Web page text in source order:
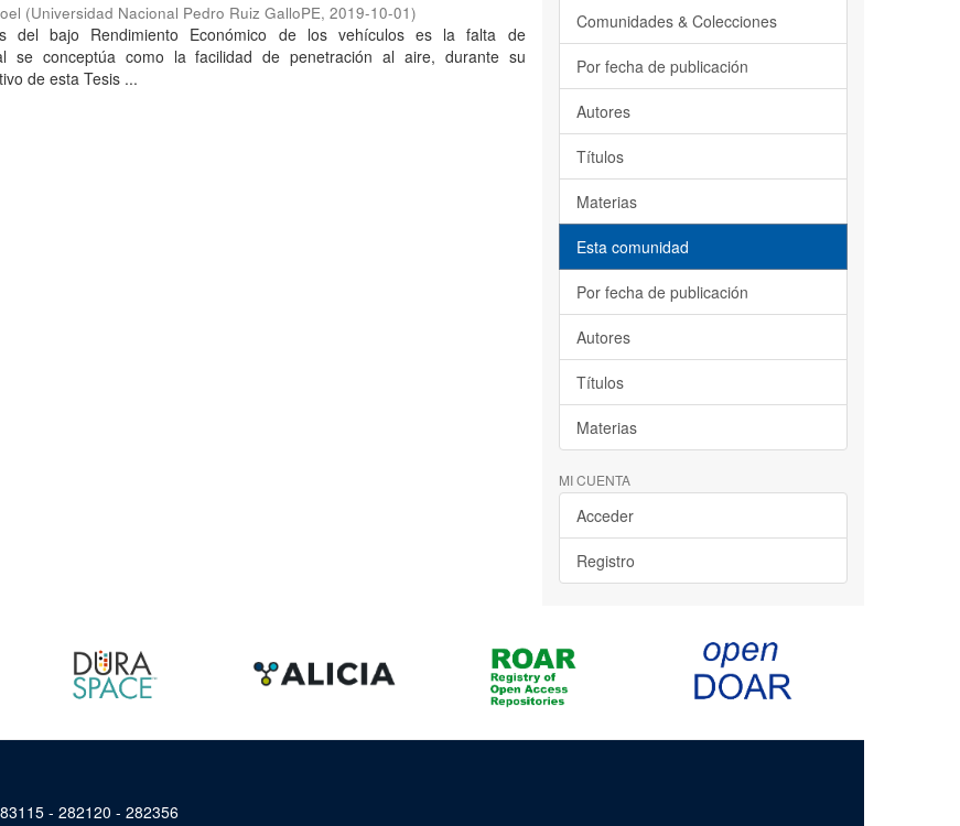
(Universidad Nacional Pedro Ruiz GalloPE,2019-10-01)
del bajo Rendimiento Económico de los vehículos es la falta de
se conceptúa como la facilidad de penetración al aire, durante su
de esta Tesis ...
Comunidades & Colecciones
Por fecha de publicación
Autores
Títulos
Materias
Esta comunidad
Por fecha de publicación
Autores
Títulos
Materias
MI CUENTA
Acceder
Registro
- 282120 - 282356